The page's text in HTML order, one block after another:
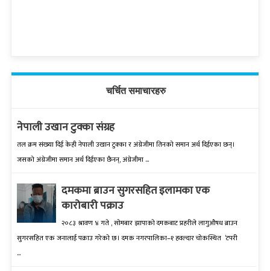
चर्चित समाचारहरु
नेपाली उखान टुक्का संग्रह
तल क्रम संख्‍या दिई केही नेपाली उखान टुक्‍का र अंग्रेजीमा तिनको समान अर्थ दिईएका छन्।
जसको अंग्रेजीमा समान अर्थ दिईएका छैनन्, अंग्रेजीमा ...
दमकमा ब्राउन सुगरसहित इलामका एक
कारोबारी पक्राउ
२०८३ श्रावण ४ गते , सोमबार झापाको दमकबाट प्रहरीले लागुऔषध ब्राउन
सुगरसहित एक जनालाई पक्राउ गरेको छ। दमक नगरपालिका–१ हवल्दार चोकस्थित ‘टपरी
...